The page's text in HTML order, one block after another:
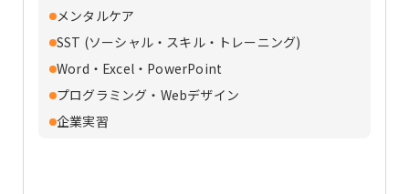
メンタルケア
SST (ソーシャル・スキル・トレーニング)
Word・Excel・PowerPoint
プログラミング・Webデザイン
企業実習